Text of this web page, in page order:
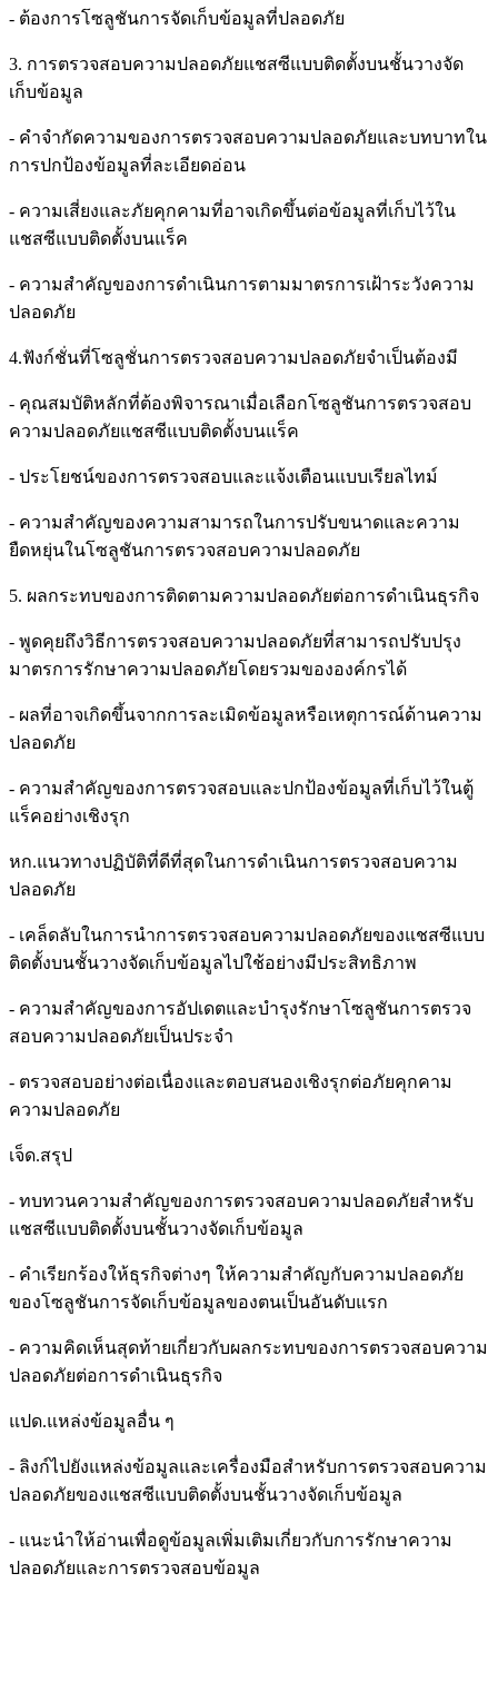
- ต้องการโซลูชันการจัดเก็บข้อมูลที่ปลอดภัย
3. การตรวจสอบความปลอดภัยแชสซีแบบติดตั้งบนชั้นวางจัด
เก็บข้อมูล
- คำจำกัดความของการตรวจสอบความปลอดภัยและบทบาทใน
การปกป้องข้อมูลที่ละเอียดอ่อน
- ความเสี่ยงและภัยคุกคามที่อาจเกิดขึ้นต่อข้อมูลที่เก็บไว้ใน
แชสซีแบบติดตั้งบนแร็ค
- ความสำคัญของการดำเนินการตามมาตรการเฝ้าระวังความ
ปลอดภัย
4.ฟังก์ชั่นที่โซลูชั่นการตรวจสอบความปลอดภัยจำเป็นต้องมี
- คุณสมบัติหลักที่ต้องพิจารณาเมื่อเลือกโซลูชันการตรวจสอบ
ความปลอดภัยแชสซีแบบติดตั้งบนแร็ค
- ประโยชน์ของการตรวจสอบและแจ้งเตือนแบบเรียลไทม์
- ความสำคัญของความสามารถในการปรับขนาดและความ
ยืดหยุ่นในโซลูชันการตรวจสอบความปลอดภัย
5. ผลกระทบของการติดตามความปลอดภัยต่อการดำเนินธุรกิจ
- พูดคุยถึงวิธีการตรวจสอบความปลอดภัยที่สามารถปรับปรุง
มาตรการรักษาความปลอดภัยโดยรวมขององค์กรได้
- ผลที่อาจเกิดขึ้นจากการละเมิดข้อมูลหรือเหตุการณ์ด้านความ
ปลอดภัย
- ความสำคัญของการตรวจสอบและปกป้องข้อมูลที่เก็บไว้ในตู้
แร็คอย่างเชิงรุก
หก.แนวทางปฏิบัติที่ดีที่สุดในการดำเนินการตรวจสอบความ
ปลอดภัย
- เคล็ดลับในการนำการตรวจสอบความปลอดภัยของแชสซีแบบ
ติดตั้งบนชั้นวางจัดเก็บข้อมูลไปใช้อย่างมีประสิทธิภาพ
- ความสำคัญของการอัปเดตและบำรุงรักษาโซลูชันการตรวจ
สอบความปลอดภัยเป็นประจำ
- ตรวจสอบอย่างต่อเนื่องและตอบสนองเชิงรุกต่อภัยคุกคาม
ความปลอดภัย
เจ็ด.สรุป
- ทบทวนความสำคัญของการตรวจสอบความปลอดภัยสำหรับ
แชสซีแบบติดตั้งบนชั้นวางจัดเก็บข้อมูล
- คำเรียกร้องให้ธุรกิจต่างๆ ให้ความสำคัญกับความปลอดภัย
ของโซลูชันการจัดเก็บข้อมูลของตนเป็นอันดับแรก
- ความคิดเห็นสุดท้ายเกี่ยวกับผลกระทบของการตรวจสอบความ
ปลอดภัยต่อการดำเนินธุรกิจ
แปด.แหล่งข้อมูลอื่น ๆ
- ลิงก์ไปยังแหล่งข้อมูลและเครื่องมือสำหรับการตรวจสอบความ
ปลอดภัยของแชสซีแบบติดตั้งบนชั้นวางจัดเก็บข้อมูล
- แนะนำให้อ่านเพื่อดูข้อมูลเพิ่มเติมเกี่ยวกับการรักษาความ
ปลอดภัยและการตรวจสอบข้อมูล